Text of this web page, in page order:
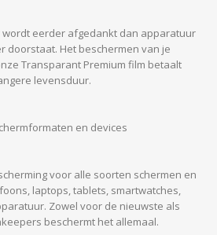
eerder afgedankt dan apparatuur
doorstaat. Het beschermen van je
Transparant Premium film betaalt
levensduur.
en devices
voor alle soorten schermen en
laptops, tablets, smartwatches,
Zowel voor de nieuwste als
beschermt het allemaal.